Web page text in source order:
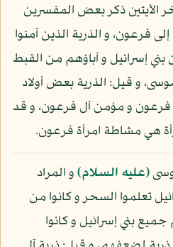
الآيتين ذكر بعض المفسرين
فرعون، و الذرية الذين آمنوا
إسرائيل و آباؤهم من القبط
و قيل: الذرية بعض أولاد
فرعون و مؤمن آل فرعون، و قد
هي مشاطة امرأة فرعون.
(عليه السلام)و المراد
تعلموا السحر و كانوا من
بني إسرائيل و كانوا